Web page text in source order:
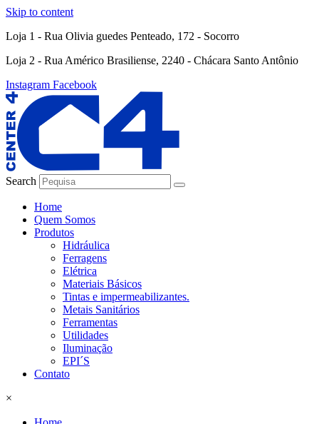
Skip to content
Loja 1 - Rua Olivia guedes Penteado, 172 - Socorro
Loja 2 - Rua Américo Brasiliense, 2240 - Chácara Santo Antônio
Instagram Facebook
Search
Home
Quem Somos
Produtos
Hidráulica
Ferragens
Elétrica
Materiais Básicos
Tintas e impermeabilizantes.
Metais Sanitários
Ferramentas
Utilidades
Iluminação
EPI´S
Contato
×